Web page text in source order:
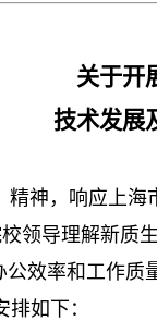
关于开
技术发展
神，响应上海
领导理解新质
公效率和工作质
排如下：